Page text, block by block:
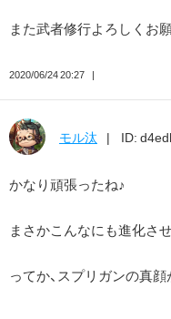
また武者修行よろしくお
2020/06/24 20:27
モル汰 ID:
かなり頑張ったね♪
まさかこんなにも進化さ
ってか、スプリガンの真